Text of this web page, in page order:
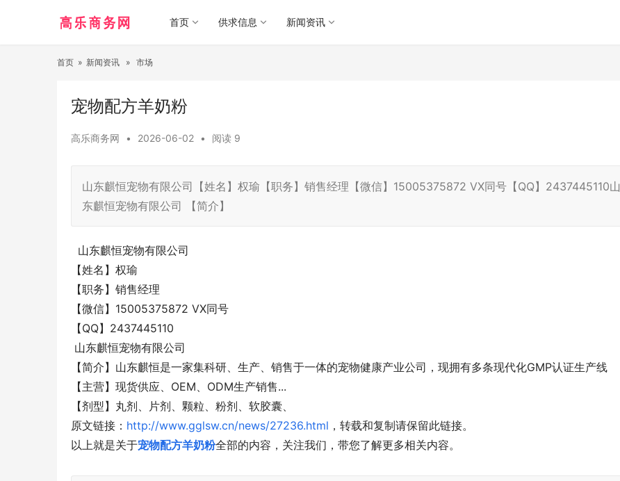
首页 供求信息 新闻资讯
首页 » 新闻资讯 » 市场
宠物配方羊奶粉
高乐商务网 • 2026-06-02 • 阅读 9
山东麒恒宠物有限公司【姓名】权瑜【职务】销售经理【微信】15005375872 VX同号【QQ】2437445110山
东麒恒宠物有限公司 【简介】
山东麒恒宠物有限公司
【姓名】权瑜
【职务】销售经理
【微信】15005375872 VX同号
【QQ】2437445110
山东麒恒宠物有限公司
【简介】山东麒恒是一家集科研、生产、销售于一体的宠物健康产业公司，现拥有多条现代化GMP认证生产线
【主营】现货供应、OEM、ODM生产销售...
【剂型】丸剂、片剂、颗粒、粉剂、软胶囊、
原文链接： http://www.gglsw.cn/news/27236.html ，转载和复制请保留此链接。
以上就是关于宠物配方羊奶粉全部的内容，关注我们，带您了解更多相关内容。